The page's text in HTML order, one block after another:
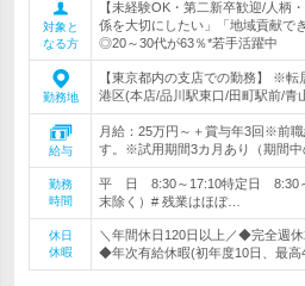
対象と
なる方
【未経験OK・第二新卒歓迎/人柄
係を大切にしたい」「地域貢献で
◎20～30代が63％*若手活躍中
勤務地
【東京都内の支店での勤務】 ※
港区(本店/品川駅東口/田町駅前/青
給与
月給：25万円～＋賞与年3回※前
す。※試用期間3カ月あり（期間中
勤務
時間
平 日 8:30～17:10特定日 8:30
末除く）# 残業はほぼ…
休日
休暇
＼年間休日120日以上／◆完全週
◆年次有給休暇(初年度10日、最高